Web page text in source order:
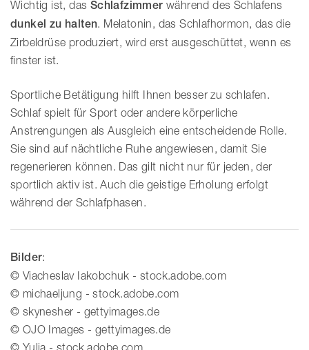
Wichtig ist, das Schlafzimmer während des Schlafens
dunkel zu halten. Melatonin, das Schlafhormon, das die
Zirbeldrüse produziert, wird erst ausgeschüttet, wenn es
finster ist.
Sportliche Betätigung hilft Ihnen besser zu schlafen.
Schlaf spielt für Sport oder andere körperliche
Anstrengungen als Ausgleich eine entscheidende Rolle.
Sie sind auf nächtliche Ruhe angewiesen, damit Sie
regenerieren können. Das gilt nicht nur für jeden, der
sportlich aktiv ist. Auch die geistige Erholung erfolgt
während der Schlafphasen.
Bilder:
© Viacheslav Iakobchuk - stock.adobe.com
© michaeljung - stock.adobe.com
© skynesher - gettyimages.de
© OJO Images - gettyimages.de
© Yulia - stock.adobe.com